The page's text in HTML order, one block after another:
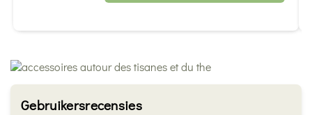
Gebruikersrecensies